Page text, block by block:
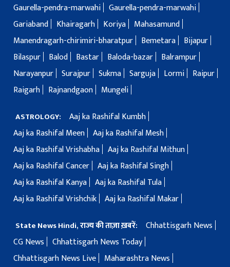
Gaurella-pendra-marwahi Gaurella-pendra-marwahi
Gariaband
Khairagarh Koriya
Mahasamund
Manendragarh-chirimiri-bharatpur
Bemetara
Bijapur
Bilaspur
Balod Bastar Baloda-bazar
Balrampur
Narayanpur Surajpur Sukma Sarguja Lormi
Raipur
Raigarh
Rajnandgaon Mungeli
ASTROLOGY:
Aaj ka Rashifal Kumbh
Aaj ka Rashifal Meen Aaj ka Rashifal Mesh
Aaj ka Rashifal Vrishabha Aaj ka Rashifal Mithun
Aaj ka Rashifal Cancer Aaj ka Rashifal Singh
Aaj ka Rashifal Kanya Aaj ka Rashifal Tula
Aaj ka Rashifal Vrishchik Aaj ka Rashifal Makar
State News Hindi, राज्य की ताज़ा ख़बरें:
Chhattisgarh News
CG News
Chhattisgarh News Today
Chhattisgarh News Live
Maharashtra News